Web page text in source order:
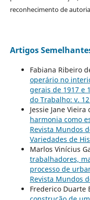
reconhecimento de
Artigos
Fabiana Ribeiro
operário no
gerais de 1917 e
do Trabalho: v.
Jessie Jane Vieira
harmonia como
Revista Mundos
Variedades de
Marlos Vinícius
trabalhadores,
processo de
Revista Mundos
Frederico Duarte